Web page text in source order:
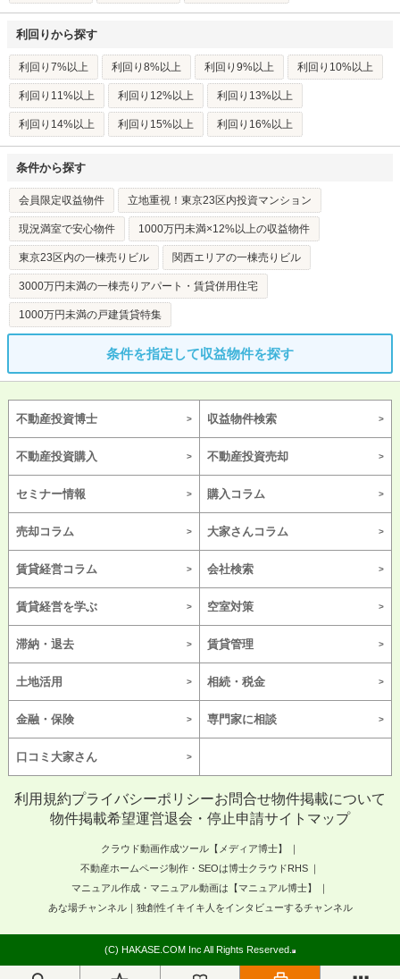
利回りから探す
利回り7%以上 利回り8%以上 利回り9%以上 利回り10%以上
利回り11%以上 利回り12%以上 利回り13%以上
利回り14%以上 利回り15%以上 利回り16%以上
条件から探す
会員限定収益物件 立地重視！東京23区内投資マンション
現況満室で安心物件 1000万円未満×12%以上の収益物件
東京23区内の一棟売りビル 関西エリアの一棟売りビル
3000万円未満の一棟売りアパート・賃貸併用住宅
1000万円未満の戸建賃貸特集
条件を指定して収益物件を探す
不動産投資博士 収益物件検索
不動産投資購入 不動産投資売却
セミナー情報 購入コラム
売却コラム 大家さんコラム
賃貸経営コラム 会社検索
賃貸経営を学ぶ 空室対策
滞納・退去 賃貸管理
土地活用 相続・税金
金融・保険 専門家に相談
口コミ大家さん
利用規約プライバシーポリシーお問合せ物件掲載について
物件掲載希望運営退会・停止申請サイトマップ
クラウド動画作成ツール【メディア博士】
不動産ホームページ制作・SEOは博士クラウドRHS
マニュアル作成・マニュアル動画は【マニュアル博士】
あな場チャンネル｜独創性イキイキ人をインタビューするチャンネル
(C) HAKASE.COM Inc All Rights Reserved.